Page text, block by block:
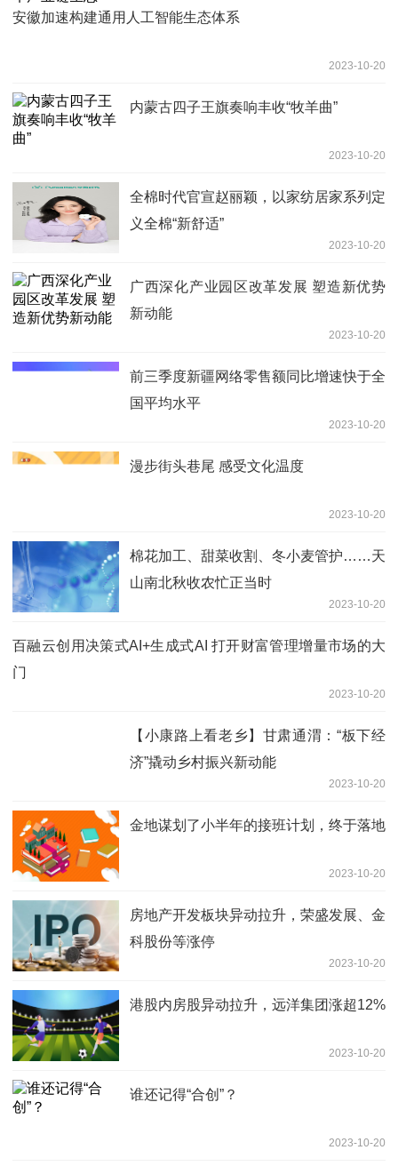
安徽加速构建通用人工智能生态体系
2023-10-20
内蒙古四子王旗奏响丰收“牧羊曲”
2023-10-20
全棉时代官宣赵丽颖，以家纺居家系列定
义全棉“新舒适”
2023-10-20
广西深化产业园区改革发展 塑造新优势
新动能
2023-10-20
前三季度新疆网络零售额同比增速快于全
国平均水平
2023-10-20
漫步街头巷尾 感受文化温度
2023-10-20
棉花加工、甜菜收割、冬小麦管护……天
山南北秋收农忙正当时
2023-10-20
百融云创用决策式AI+生成式AI 打开财富管理增量市场的大
门
2023-10-20
【小康路上看老乡】甘肃通渭：“板下经
济”撬动乡村振兴新动能
2023-10-20
金地谋划了小半年的接班计划，终于落地
2023-10-20
房地产开发板块异动拉升，荣盛发展、金
科股份等涨停
2023-10-20
港股内房股异动拉升，远洋集团涨超12%
2023-10-20
谁还记得“合创”？
2023-10-20